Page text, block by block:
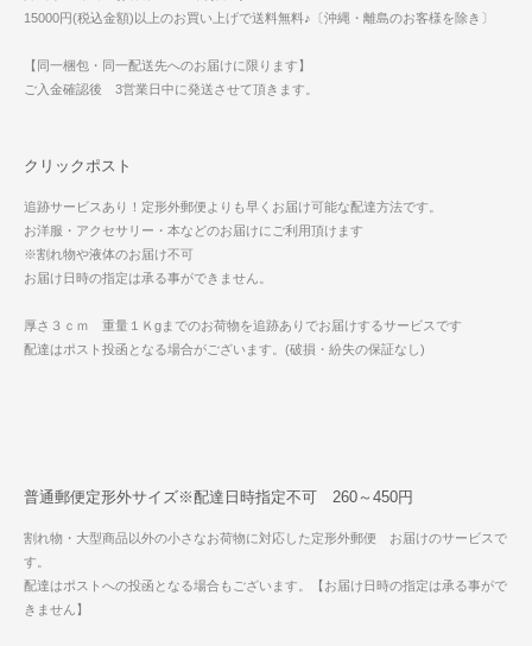
15000円(税込金額)以上のお買い上げで送料無料♪〔沖縄・離島のお客様を除き〕
【同一梱包・同一配送先へのお届けに限ります】
ご入金確認後 3営業日中に発送させて頂きます。
クリックポスト
追跡サービスあり！定形外郵便よりも早くお届け可能な配達方法です。
お洋服・アクセサリー・本などのお届けにご利用頂けます
※割れ物や液体のお届け不可
お届け日時の指定は承る事ができません。
厚さ３ｃｍ 重量１Ｋgまでのお荷物を追跡ありでお届けするサービスです
配達はポスト投函となる場合がございます。(破損・紛失の保証なし)
普通郵便定形外サイズ※配達日時指定不可 260～450円
割れ物・大型商品以外の小さなお荷物に対応した定形外郵便 お届けのサービスで
す。
配達はポストへの投函となる場合もございます。【お届け日時の指定は承る事がで
きません】